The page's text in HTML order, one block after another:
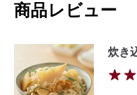
商品レビュー
炊き